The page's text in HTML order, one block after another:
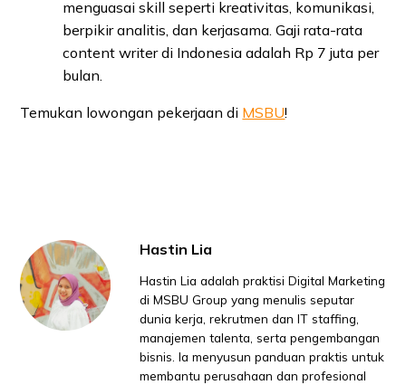
menguasai skill seperti kreativitas, komunikasi,
berpikir analitis, dan kerjasama. Gaji rata-rata
content writer di Indonesia adalah Rp 7 juta per
bulan.
Temukan lowongan pekerjaan di MSBU!
Hastin Lia
Hastin Lia adalah praktisi Digital Marketing
di MSBU Group yang menulis seputar
dunia kerja, rekrutmen dan IT staffing,
manajemen talenta, serta pengembangan
bisnis. Ia menyusun panduan praktis untuk
membantu perusahaan dan profesional